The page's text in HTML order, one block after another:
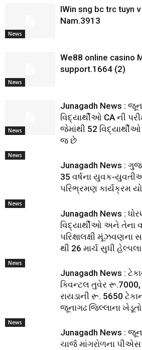
News
IWin sng bc trc tuyn
Nam.3913
News
We88 online casino
support.1664 (2)
News
Junagadh News :
વિદ્યાર્થીઓ CA ની
જેમાંથી 52
જ છે
News
Junagadh News :
35 વર્ષના યુવક-
પરિભ્રમણ કાર્યક્રમ
News
Junagadh News :
વિદ્યાર્થીઓ અને તેના
પરિક્ષાલક્ષી મૂંઝવણના
થી 26 માર્ચ સુધી
News
Junagadh News :
ક્વિન્ટલ તુવેર
રાયડાની રૂ. 5650
જૂનાગઢ જિલ્લાના
News
Junagadh News :
ચાર્જ માંગરોળના